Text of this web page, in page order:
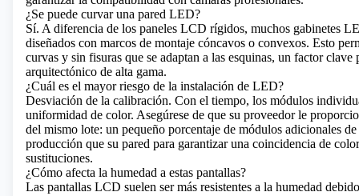
¿Se puede curvar una pared LED?
Sí. A diferencia de los paneles LCD rígidos, muchos gabinetes
diseñados con marcos de montaje cóncavos o convexos. Esto
curvas y sin fisuras que se adaptan a las esquinas, un factor clave
arquitectónico de alta gama.
¿Cuál es el mayor riesgo de la instalación de LED?
Desviación de la calibración. Con el tiempo, los módulos
uniformidad de color. Asegúrese de que su proveedor le
del mismo lote: un pequeño porcentaje de módulos adicionales
producción que su pared para garantizar una coincidencia de
sustituciones.
¿Cómo afecta la humedad a estas pantallas?
Las pantallas LCD suelen ser más resistentes a la humedad